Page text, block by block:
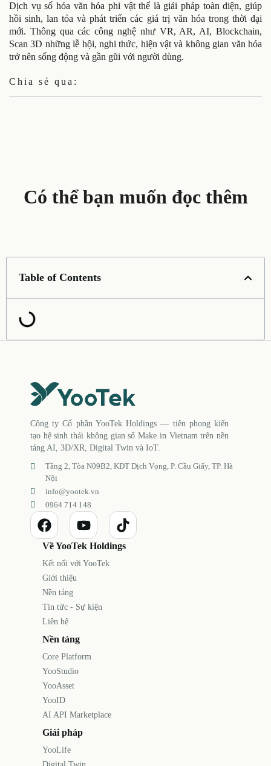
Dịch vụ số hóa văn hóa phi vật thể là giải pháp toàn diện, giúp
hồi sinh, lan tỏa và phát triển các giá trị văn hóa trong thời đại
mới. Thông qua các công nghệ như VR, AR, AI, Blockchain,
Scan 3D những lễ hội, nghi thức, hiện vật và không gian văn hóa
trở nên sống động và gần gũi với người dùng.
Chia sẻ qua:
Có thể bạn muốn đọc thêm
Table of Contents
Công ty Cổ phần YooTek Holdings — tiên phong kiến
tạo hệ sinh thái không gian số Make in Vietnam trên nền
tảng AI, 3D/XR, Digital Twin và IoT.
Tầng 2, Tòa N09B2, KĐT Dịch Vọng, P. Cầu Giấy, TP. Hà
Nội
info@yootek.vn
0964 714 148
Về YooTek Holdings
Kết nối với YooTek
Giới thiệu
Nền tảng
Tin tức - Sự kiện
Liên hệ
Nền tảng
Core Platform
YooStudio
YooAsset
YooID
AI API Marketplace
Giải pháp
YooLife